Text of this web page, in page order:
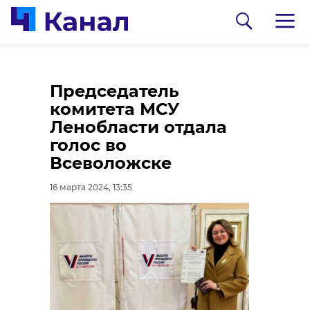
Председатель
комитета МСУ
Ленобласти отдала
голос во
Всеволожске
16 марта 2024, 13:35
0:00
47channel
Международные
наблюдатели из
0:00
47channel
Представители
Казахстана прибыли